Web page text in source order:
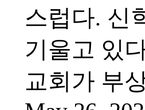
스럽다. 신
기울고 있
교회가 부